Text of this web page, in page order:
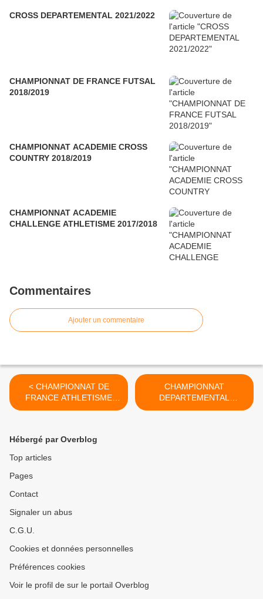
CROSS DEPARTEMENTAL 2021/2022
CHAMPIONNAT DE FRANCE FUTSAL
2018/2019
CHAMPIONNAT ACADEMIE CROSS
COUNTRY 2018/2019
CHAMPIONNAT ACADEMIE
CHALLENGE ATHLETISME 2017/2018
Commentaires
Ajouter un commentaire
< CHAMPIONNAT DE
FRANCE ATHLETISME
INDOOR 2014/2015
CHAMPIONNAT
DEPARTEMENTAL
GYMNASTIQUE >
Hébergé par Overblog
Top articles
Pages
Contact
Signaler un abus
C.G.U.
Cookies et données personnelles
Préférences cookies
Voir le profil de sur le portail Overblog